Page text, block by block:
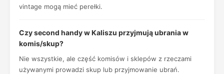
vintage mogą mieć perełki.
Czy second handy w Kaliszu przyjmują ubrania w
komis/skup?
Nie wszystkie, ale część komisów i sklepów z rzeczami
używanymi prowadzi skup lub przyjmowanie ubrań.